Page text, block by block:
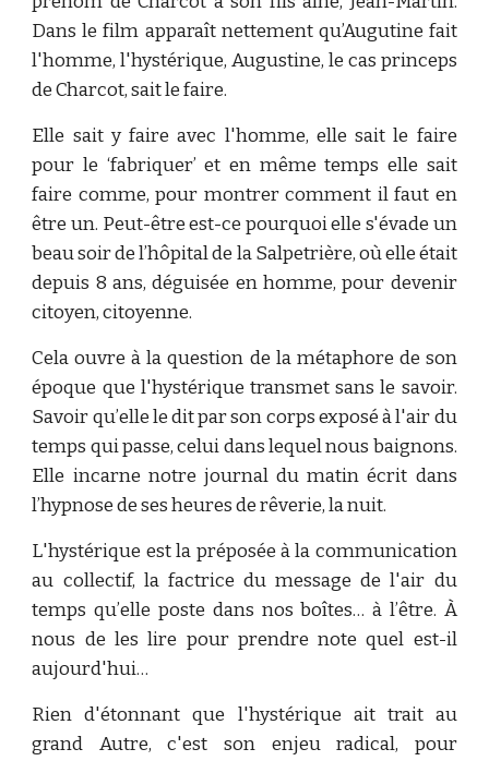
Dans le film apparaît nettement qu’Augutine fait
l'homme, l'hystérique, Augustine, le cas princeps
de Charcot, sait le faire.
Elle sait y faire avec l'homme, elle sait le faire
pour le ‘fabriquer’ et en même temps elle sait
faire comme, pour montrer comment il faut en
être un. Peut-être est-ce pourquoi elle s'évade un
beau soir de l’hôpital de la Salpetrière, où elle était
depuis 8 ans, déguisée en homme, pour devenir
citoyen, citoyenne.
Cela ouvre à la question de la métaphore de son
époque que l'hystérique transmet sans le savoir.
Savoir qu’elle le dit par son corps exposé à l'air du
temps qui passe, celui dans lequel nous baignons.
Elle incarne notre journal du matin écrit dans
l’hypnose de ses heures de rêverie, la nuit.
L'hystérique est la préposée à la communication
au collectif, la factrice du message de l'air du
temps qu’elle poste dans nos boîtes… à l’être. À
nous de les lire pour prendre note quel est-il
aujourd'hui…
Rien d'étonnant que l'hystérique ait trait au
grand Autre, c'est son enjeu radical, pour